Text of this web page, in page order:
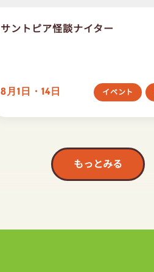
サントピア怪談ナイター
8月1日・14日 イベント
もっとみる